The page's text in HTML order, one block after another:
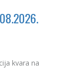
kvara na